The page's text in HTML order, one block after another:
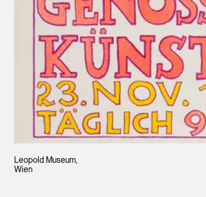
Leopold Museum,
Wien